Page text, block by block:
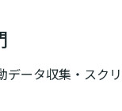
ータ収集・スク